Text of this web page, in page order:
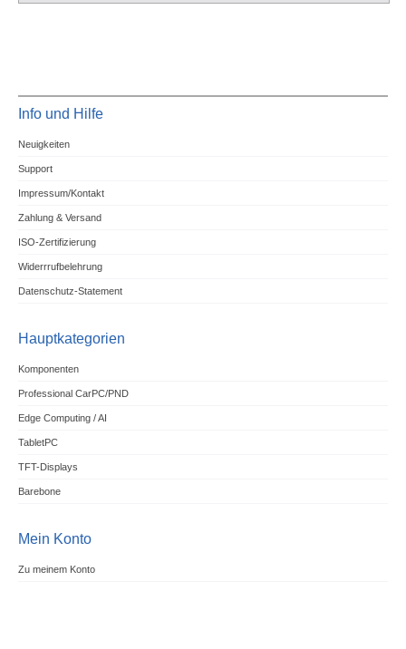
Info und Hilfe
Neuigkeiten
Support
Impressum/Kontakt
Zahlung & Versand
ISO-Zertifizierung
Widerrrufbelehrung
Datenschutz-Statement
Hauptkategorien
Komponenten
Professional CarPC/PND
Edge Computing / AI
TabletPC
TFT-Displays
Barebone
Mein Konto
Zu meinem Konto